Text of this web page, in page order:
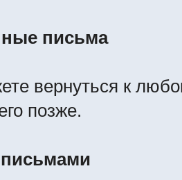
письма
вернуться к
позже.